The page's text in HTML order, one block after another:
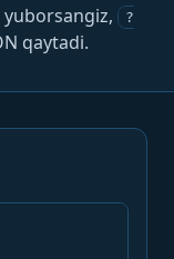
yuborsangiz,
?
qaytadi.